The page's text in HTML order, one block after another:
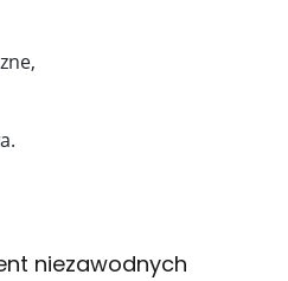
niezawodnych